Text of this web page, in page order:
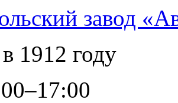
1912 году